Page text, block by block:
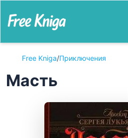
Free Kniga/Приключения
Масть